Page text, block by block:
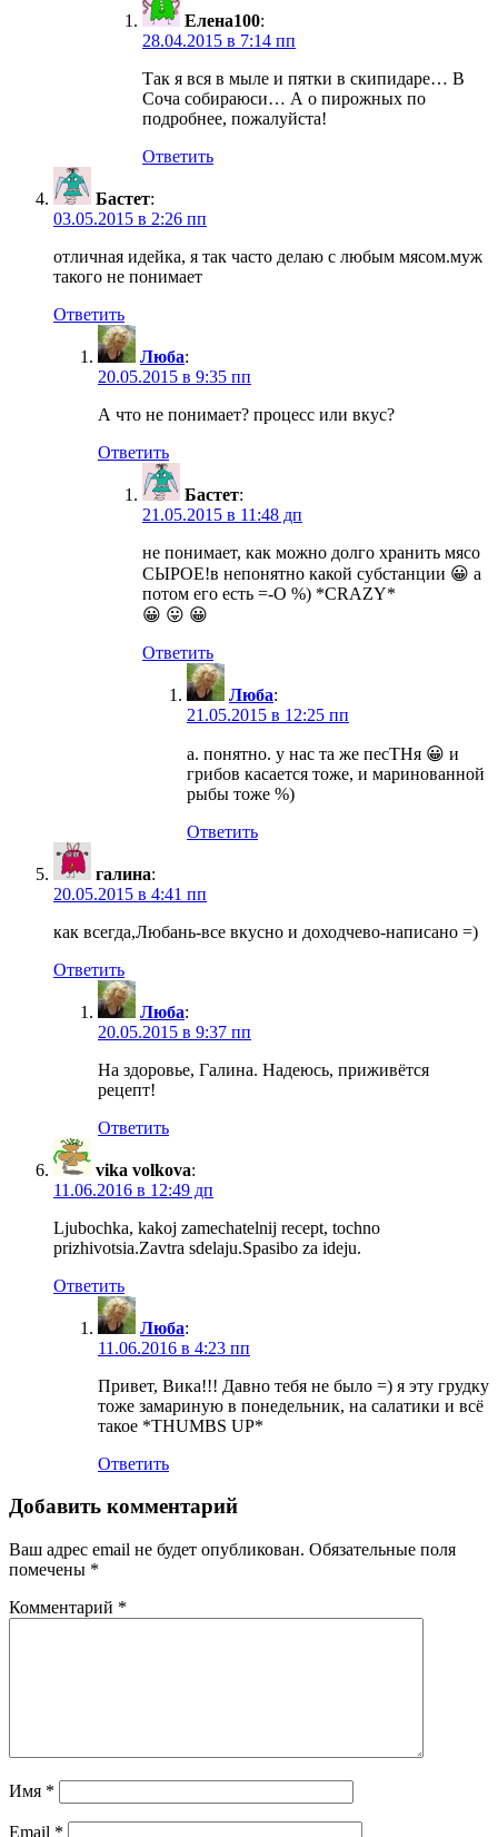
Елена100:
28.04.2015 в 7:14 пп
Так я вся в мыле и пятки в скипидаре… В
Соча собираюси… А о пирожных по
подробнее, пожалуйста!
Ответить
Бастет:
03.05.2015 в 2:26 пп
отличная идейка, я так часто делаю с любым мясом.муж
такого не понимает
Ответить
Люба:
20.05.2015 в 9:35 пп
А что не понимает? процесс или вкус?
Ответить
Бастет:
21.05.2015 в 11:48 дп
не понимает, как можно долго хранить мясо
СЫРОЕ!в непонятно какой субстанции 😀 а
потом его есть =-O %) *CRAZY*
😀 😛 😀
Ответить
Люба:
21.05.2015 в 12:25 пп
а. понятно. у нас та же песТНя 😀 и
грибов касается тоже, и маринованной
рыбы тоже %)
Ответить
галина:
20.05.2015 в 4:41 пп
как всегда,Любань-все вкусно и доходчево-написано =)
Ответить
Люба:
20.05.2015 в 9:37 пп
На здоровье, Галина. Надеюсь, приживётся
рецепт!
Ответить
vika volkova:
11.06.2016 в 12:49 дп
Ljubochka, kakoj zamechatelnij recept, tochno
prizhivotsia.Zavtra sdelaju.Spasibo za ideju.
Ответить
Люба:
11.06.2016 в 4:23 пп
Привет, Вика!!! Давно тебя не было =) я эту грудку
тоже замариную в понедельник, на салатики и всё
такое *THUMBS UP*
Ответить
Добавить комментарий
Ваш адрес email не будет опубликован. Обязательные поля
помечены *
Комментарий *
Имя *
Email *